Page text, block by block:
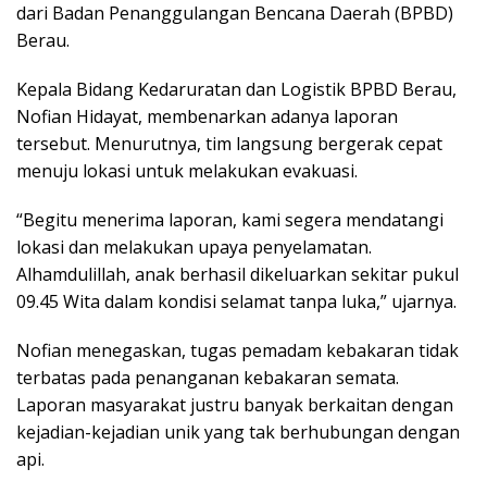
dari Badan Penanggulangan Bencana Daerah (BPBD)
Berau.
Kepala Bidang Kedaruratan dan Logistik BPBD Berau,
Nofian Hidayat, membenarkan adanya laporan
tersebut. Menurutnya, tim langsung bergerak cepat
menuju lokasi untuk melakukan evakuasi.
“Begitu menerima laporan, kami segera mendatangi
lokasi dan melakukan upaya penyelamatan.
Alhamdulillah, anak berhasil dikeluarkan sekitar pukul
09.45 Wita dalam kondisi selamat tanpa luka,” ujarnya.
Nofian menegaskan, tugas pemadam kebakaran tidak
terbatas pada penanganan kebakaran semata.
Laporan masyarakat justru banyak berkaitan dengan
kejadian-kejadian unik yang tak berhubungan dengan
api.